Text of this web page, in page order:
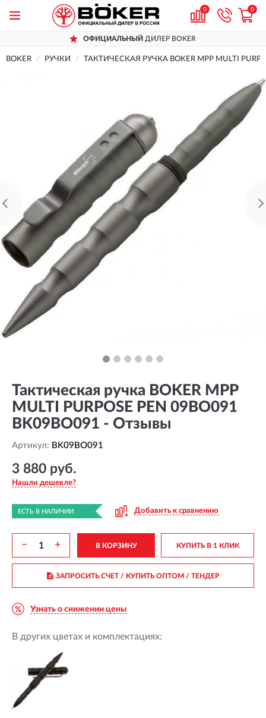
0 0
ОФИЦИАЛЬНЫЙ ДИЛЕР BOKER
BOKER РУЧКИ ТАКТИЧЕСКАЯ РУЧКА BOKER MPP MULTI
Тактическая ручка BOKER MPP
MULTI PURPOSE PEN 09BO091
BK09BO091 - Отзывы
Артикул: BK09BO091
3 880 руб.
Нашли дешевле?
ЕСТЬ В НАЛИЧИИ Добавить к сравнению
− + В КОРЗИНУ КУПИТЬ В 1 КЛИК
ЗАПРОСИТЬ СЧЕТ / КУПИТЬ ОПТОМ/ ТЕНДЕР
Узнать о снижении цены
В других цветах и комплектациях: